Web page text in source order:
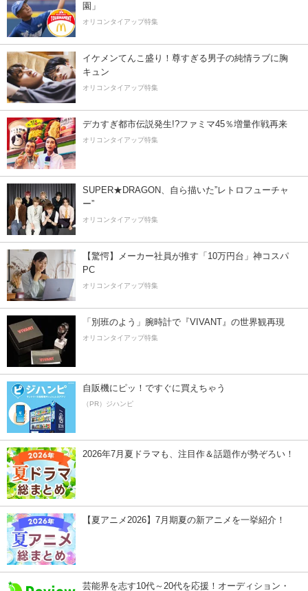
園」
オリコンタイアップ特集
イケメンてんこ盛り！尊すぎる男子の純情ラブに胸
キュン
オリコンタイアップ特集
デカすぎ都市伝説発生!?ファミマ45％増量作戦再来
オリコンタイアップ特集
SUPER★DRAGON、自ら描いた”レトロフューチャ
ー”
オリコンタイアップ特集
【驚愕】メーカー社員が推す「10万円台」神コスパ
PC
オリコンタイアップ特集
「別班のよう」腕時計で『VIVANT』の世界観再現
オリコンタイアップ特集
自販機にピッ！ですぐに買えちゃう
（PR）ジハンピ
2026年7月夏ドラマも、注目作＆話題作が勢ぞろい！
【夏アニメ2026】7月期夏の新アニメを一挙紹介！
芸能界を志す10代～20代を応援！オーディション・